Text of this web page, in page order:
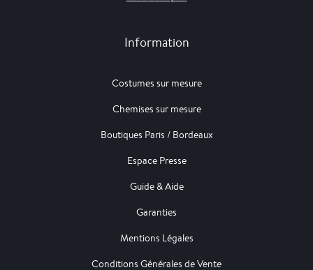
Information
Costumes sur mesure
Chemises sur mesure
Boutiques Paris / Bordeaux
Espace Presse
Guide & Aide
Garanties
Mentions Légales
Conditions Générales de Vente